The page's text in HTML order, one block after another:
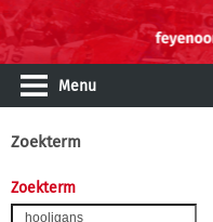
Menu
Zoekterm
Zoekterm